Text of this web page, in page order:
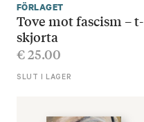
FÖRLAGET
Tove mot fascism – t-
skjorta
€25.00
SLUT I LAGER